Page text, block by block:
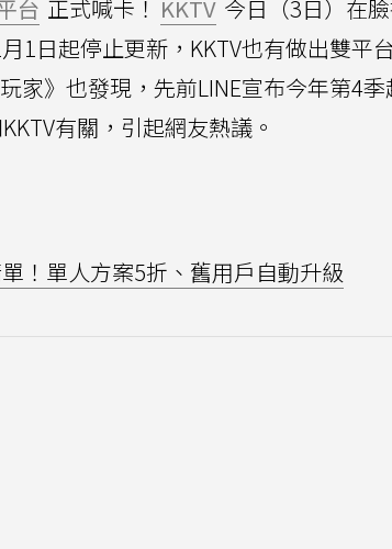
台 正式喊卡！ KKTV 今日（3日）在
1日起停止更新，KKTV也有做出雙平
家》也發現，先前LINE宣布今年第4
有關，引起網友熱議。
！單人方案5折、舊用戶自動升級